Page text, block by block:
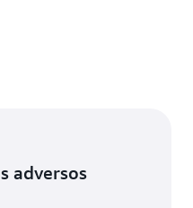
adversos